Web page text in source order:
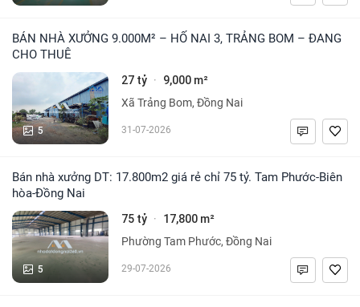
BÁN NHÀ XƯỞNG 9.000M² – HỐ NAI 3, TRẢNG BOM – ĐANG
CHO THUÊ
5
27 tỷ · 9,000 m²
Xã Trảng Bom, Đồng Nai
31-07-2026
Bán nhà xưởng DT: 17.800m2 giá rẻ chỉ 75 tỷ. Tam Phước-Biên
hòa-Đồng Nai
5
75 tỷ · 17,800 m²
Phường Tam Phước, Đồng Nai
29-07-2026